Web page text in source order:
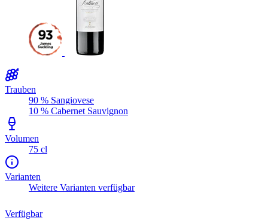
Trauben
90 % Sangiovese
10 % Cabernet Sauvignon
Volumen
75 cl
Varianten
Weitere Varianten verfügbar
Verfügbar